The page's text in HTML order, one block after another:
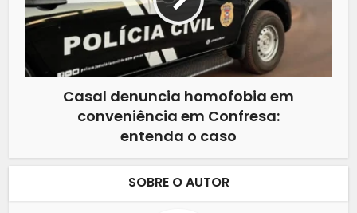
Casal denuncia homofobia em
conveniência em Confresa:
entenda o caso
SOBRE O AUTOR